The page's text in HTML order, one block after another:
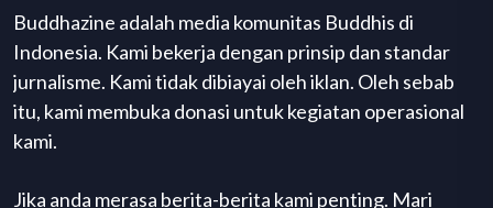
Buddhazine adalah media komunitas Buddhis di
Indonesia. Kami bekerja dengan prinsip dan standar
jurnalisme. Kami tidak dibiayai oleh iklan. Oleh sebab
itu, kami membuka donasi untuk kegiatan operasional
kami.
Jika anda merasa berita-berita kami penting. Mari